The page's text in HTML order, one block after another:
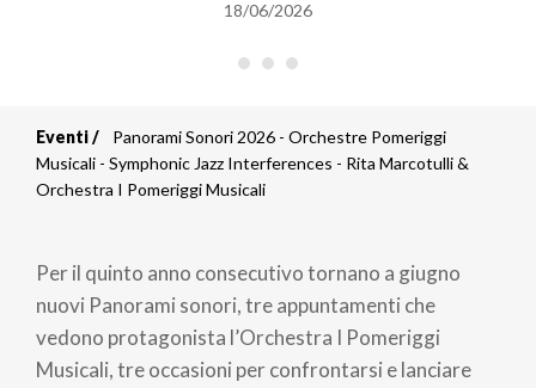
18/06/2026
Briciole
di
pane
Eventi
Panorami Sonori 2026 - Orchestre Pomeriggi
Musicali - Symphonic Jazz Interferences - Rita Marcotulli &
Orchestra I Pomeriggi Musicali
Per il quinto anno consecutivo tornano a giugno
nuovi Panorami sonori, tre appuntamenti che
vedono protagonista l’Orchestra I Pomeriggi
Musicali, tre occasioni per confrontarsi e lanciare